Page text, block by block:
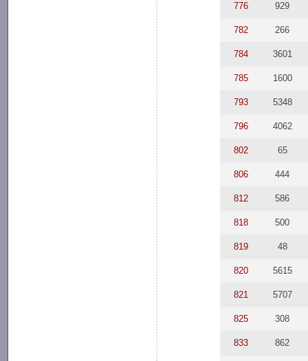
776 929
782 266
784 3601
785 1600
793 5348
796 4062
802 65
806 444
812 586
818 500
819 48
820 5615
821 5707
825 308
833 862